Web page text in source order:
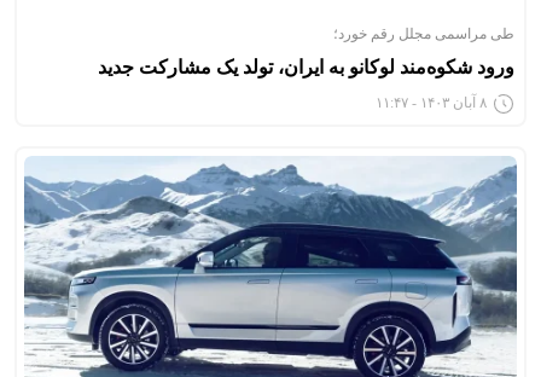
طی مراسمی مجلل رقم خورد؛
ورود شکوه‌مند لوکانو به ایران، تولد یک مشارکت جدید
۸ آبان ۱۴۰۳ - ۱۱:۴۷